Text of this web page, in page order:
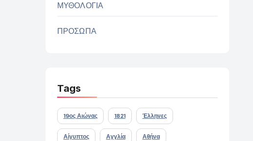
ΜΥΘΟΛΟΓΙΑ
ΠΡΟΣΩΠΑ
Tags
19ος Αιώνας 1821 Έλληνες
Αίγυπτος Αγγλία Αθήνα